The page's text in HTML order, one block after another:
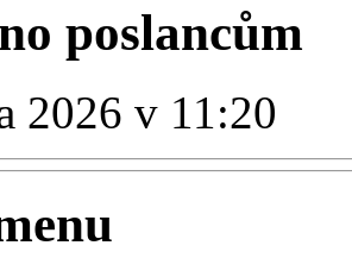
poslancům
2026 v 11:20